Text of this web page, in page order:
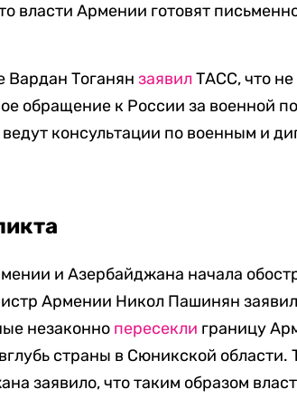
власти Армении готовят
Вардан Тоганян заявил ТАСС, что не
обращение к России за военной
консультации по военным и
и Азербайджана начала
Армении Никол Пашинян заявил
незаконно пересекли границу
страны в Сюникской области.
заявило, что таким образом